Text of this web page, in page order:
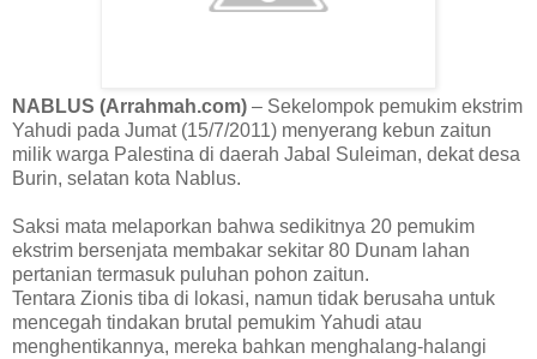
NABLUS (Arrahmah.com) – Sekelompok pemukim ekstrim
Yahudi pada Jumat (15/7/2011) menyerang kebun zaitun
milik warga Palestina di daerah Jabal Suleiman, dekat desa
Burin, selatan kota Nablus.
Saksi mata melaporkan bahwa sedikitnya 20 pemukim
ekstrim bersenjata membakar sekitar 80 Dunam lahan
pertanian termasuk puluhan pohon zaitun.
Tentara Zionis tiba di lokasi, namun tidak berusaha untuk
mencegah tindakan brutal pemukim Yahudi atau
menghentikannya, mereka bahkan menghalang-halangi